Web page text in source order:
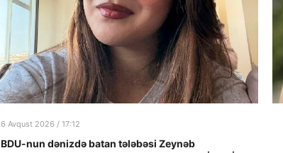
6 Avqust 2026 / 17:12
BDU-nun dənizdə batan tələbəsi Zeynəb